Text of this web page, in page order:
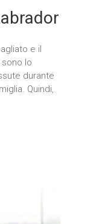
e il
lo
durante
Quindi,